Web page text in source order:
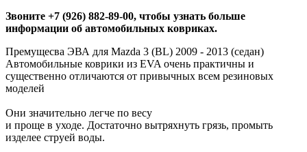
Звоните +7 (926) 882-89-00, чтобы узнать больше
информации об автомобильных ковриках.
Премущесва ЭВА для Mazda 3 (BL) 2009 - 2013 (седан)
Автомобильные коврики из EVA очень практичны и
существенно отличаются от привычных всем резиновых
моделей
Они значительно легче по весу
и проще в уходе. Достаточно вытряхнуть грязь, промыть
изделее струей воды.